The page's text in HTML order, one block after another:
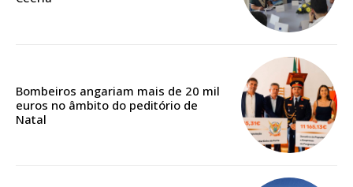
12 meses
Bombeiros angariam mais de 20 mil
euros no âmbito do peditório de
Natal